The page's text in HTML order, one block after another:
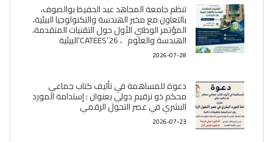
تنظم جامعة المجاهد عبد الحفيظ بوالصوف،
بالتعاون مع مخبر الھندسة والتكنولوجيا البیئیة،
المؤتمر الوطني الأول حول التقنيات المتقدمة،
الھندسة والعلوم ، CATEES’26’البیئية
2026-07-28
دعوة للمساهمة في تأليف كتاب جماعي
محكم ذو ترقيم دولي بعنوان : إستدامة المورد
البشري في عصر التحول الرقمي
2026-07-23